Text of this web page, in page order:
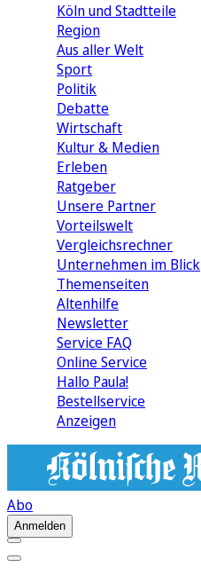
Köln und Stadtteile
Region
Aus aller Welt
Sport
Politik
Debatte
Wirtschaft
Kultur & Medien
Erleben
Ratgeber
Unsere Partner
Vorteilswelt
Vergleichsrechner
Unternehmen im Blick
Themenseiten
Altenhilfe
Newsletter
Service FAQ
Online Service
Hallo Paula!
Bestellservice
Anzeigen
Abo
Anmelden